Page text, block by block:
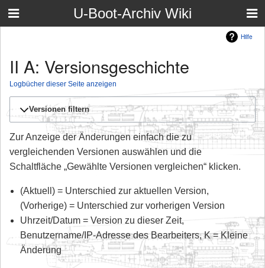
U-Boot-Archiv Wiki
Hilfe
II A: Versionsgeschichte
Logbücher dieser Seite anzeigen
Versionen filtern
Zur Anzeige der Änderungen einfach die zu
vergleichenden Versionen auswählen und die
Schaltfläche „Gewählte Versionen vergleichen“ klicken.
(Aktuell) = Unterschied zur aktuellen Version,
(Vorherige) = Unterschied zur vorherigen Version
Uhrzeit/Datum = Version zu dieser Zeit,
Benutzername/IP-Adresse des Bearbeiters, K = Kleine
Änderung